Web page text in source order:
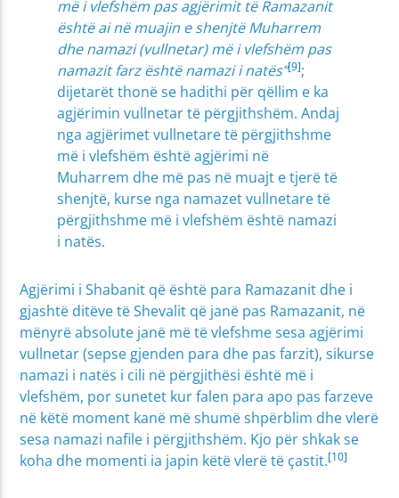
më i vlefshëm pas agjërimit të Ramazanit
është ai në muajin e shenjtë Muharrem
dhe namazi (vullnetar) më i vlefshëm pas
namazit farz është namazi i natës”[9];
dijetarët thonë se hadithi për qëllim e ka
agjërimin vullnetar të përgjithshëm. Andaj
nga agjërimet vullnetare të përgjithshme
më i vlefshëm është agjërimi në
Muharrem dhe më pas në muajt e tjerë të
shenjtë, kurse nga namazet vullnetare të
përgjithshme më i vlefshëm është namazi
i natës.
Agjërimi i Shabanit që është para Ramazanit dhe i
gjashtë ditëve të Shevalit që janë pas Ramazanit, në
mënyrë absolute janë më të vlefshme sesa agjërimi
vullnetar (sepse gjenden para dhe pas farzit), sikurse
namazi i natës i cili në përgjithësi është më i
vlefshëm, por sunetet kur falen para apo pas farzeve
në këtë moment kanë më shumë shpërblim dhe vlerë
sesa namazi nafile i përgjithshëm. Kjo për shkak se
koha dhe momenti ia japin këtë vlerë të çastit.[10]